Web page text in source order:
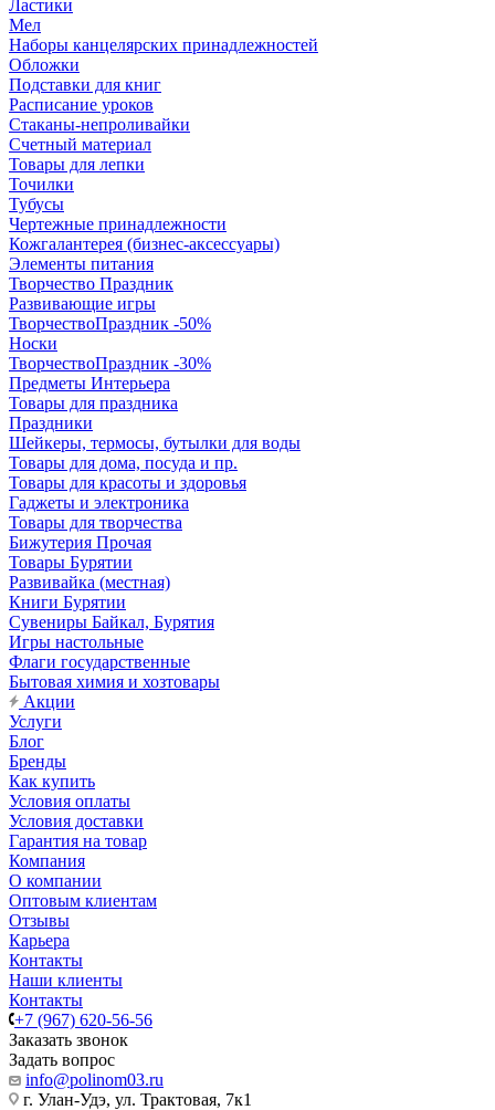
Ластики
Мел
Наборы канцелярских принадлежностей
Обложки
Подставки для книг
Расписание уроков
Стаканы-непроливайки
Счетный материал
Товары для лепки
Точилки
Тубусы
Чертежные принадлежности
Кожгалантерея (бизнес-аксессуары)
Элементы питания
Творчество Праздник
Развивающие игры
ТворчествоПраздник -50%
Носки
ТворчествоПраздник -30%
Предметы Интерьера
Товары для праздника
Праздники
Шейкеры, термосы, бутылки для воды
Товары для дома, посуда и пр.
Товары для красоты и здоровья
Гаджеты и электроника
Товары для творчества
Бижутерия Прочая
Товары Бурятии
Развивайка (местная)
Книги Бурятии
Сувениры Байкал, Бурятия
Игры настольные
Флаги государственные
Бытовая химия и хозтовары
Акции
Услуги
Блог
Бренды
Как купить
Условия оплаты
Условия доставки
Гарантия на товар
Компания
О компании
Оптовым клиентам
Отзывы
Карьера
Контакты
Наши клиенты
Контакты
+7 (967) 620-56-56
Заказать звонок
Задать вопрос
info@polinom03.ru
г. Улан-Удэ, ул. Трактовая, 7к1